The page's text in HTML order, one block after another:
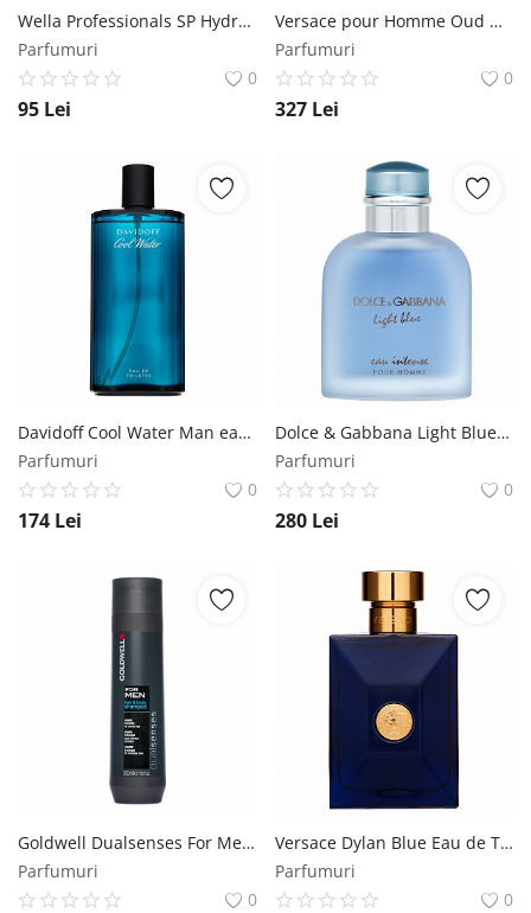
Wella Professionals SP Hydrate Shampoo sampon pentru păr uscat 1000 ml Wella Professionals
Parfumuri
0
95 Lei
Versace pour Homme Oud Noir eau de Parfum pentru barbati 100 ml Versace
Parfumuri
0
327 Lei
Davidoff Cool Water Man eau de Toilette pentru barbati 200 ml Davidoff
Parfumuri
0
174 Lei
Dolce & Gabbana Light Blue Eau Intense Pour Homme Eau de Parfum pentru bărbați 100 ml Dolce & Gabbana
Parfumuri
0
280 Lei
Goldwell Dualsenses For Men Hair & Body Shampoo sampon si dus gel 2in1 300 ml Goldwell
Parfumuri
0
Versace Dylan Blue Eau de Toilette pentru barbati 100 ml Versace
Parfumuri
0